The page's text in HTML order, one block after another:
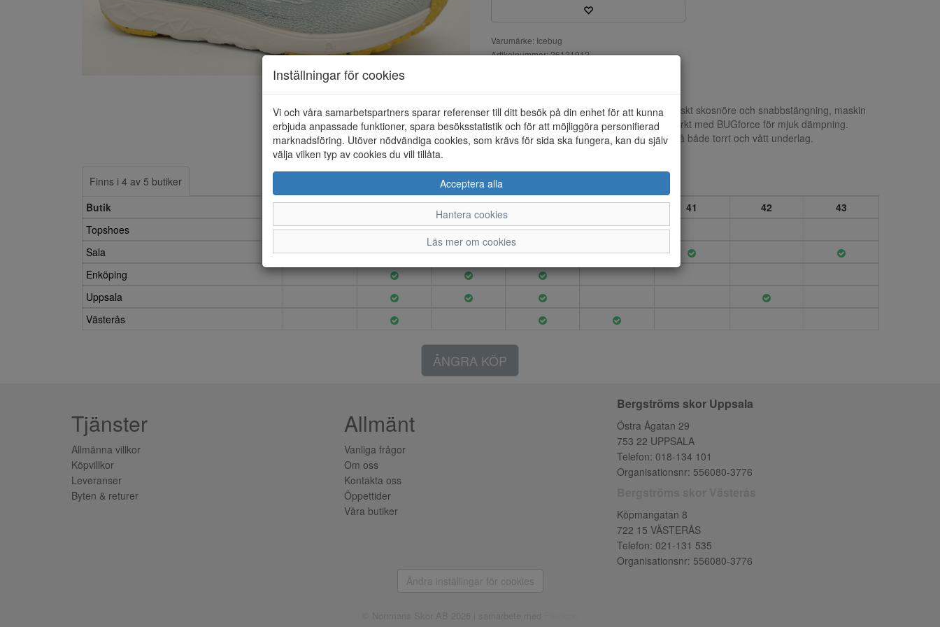
Varumärke: Icebug
Artikelnummer: 26121012
Kaipa RB9X är en luftig sneaker med elastiskt skosnöre och snabbstängning, maskin
tvätt i max 30 grader. Mellansulan är förstärkt med BUGforce för mjuk dämpning.
Yttersulan är i gummi som ger bra grepp på både torrt och vått underlag.
Finns i 4 av 5 butiker
Butik
36 37 38 39 40 41 42
43
Topshoes
Sala
Enköping
Uppsala
Västerås
ÅNGRA KÖP
Inställningar för cookies
Vi och våra samarbetspartners sparar referenser till ditt besök på din enhet för att kunna
erbjuda anpassade funktioner, spara besöksstatistik och för att möjliggöra personifierad
marknadsföring. Utöver nödvändiga cookies, som krävs för sida ska fungera, kan du själv
välja vilken typ av cookies du vill tillåta.
Acceptera alla
Hantera cookies
Läs mer om cookies
Tjänster
Allmänna villkor
Köpvillkor
Leveranser
Byten & returer
Allmänt
Vanliga frågor
Om oss
Kontakta oss
Öppettider
Våra butiker
Bergströms skor Uppsala
Östra Ågatan 29
753 22 UPPSALA
Telefon: 018-134 101
Organisationsnr: 556080-3776
Köpmangatan 8
722 15 VÄSTERÅS
Telefon: 021-131 535
Organisationsnr: 556080-3776
Ändra inställingar för cookies